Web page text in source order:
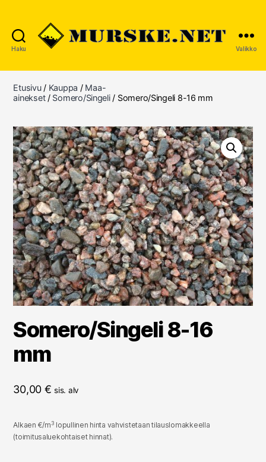
Haku Valikko
Etusivu/ Kauppa / Maa-
ainekset/ Somero/Singeli/ Somero/Singeli 8-16 mm
Somero/Singeli 8-16
mm
30,00 € sis. alv
Alkaen €/m3 lopullinen hinta vahvistetaan tilauslomakkeella
(toimitusaluekohtaiset hinnat).